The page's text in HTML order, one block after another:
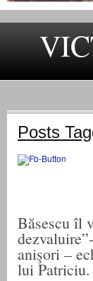
Posts
Băsescu îl
anişori –
lui